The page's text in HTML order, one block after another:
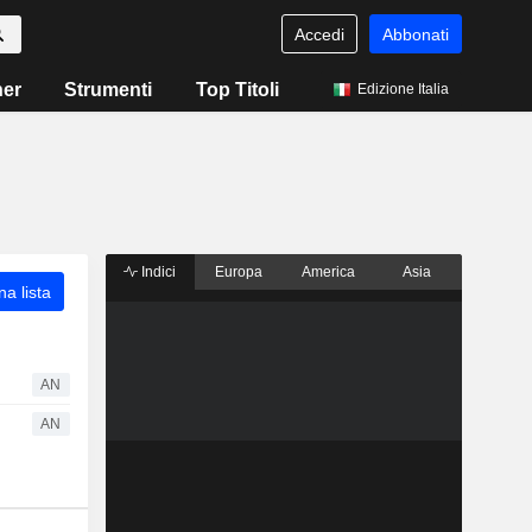
Accedi Abbonati
Strumenti Top Titoli Edizione Italia
lista
AN
AN
Indici Europa America Asia